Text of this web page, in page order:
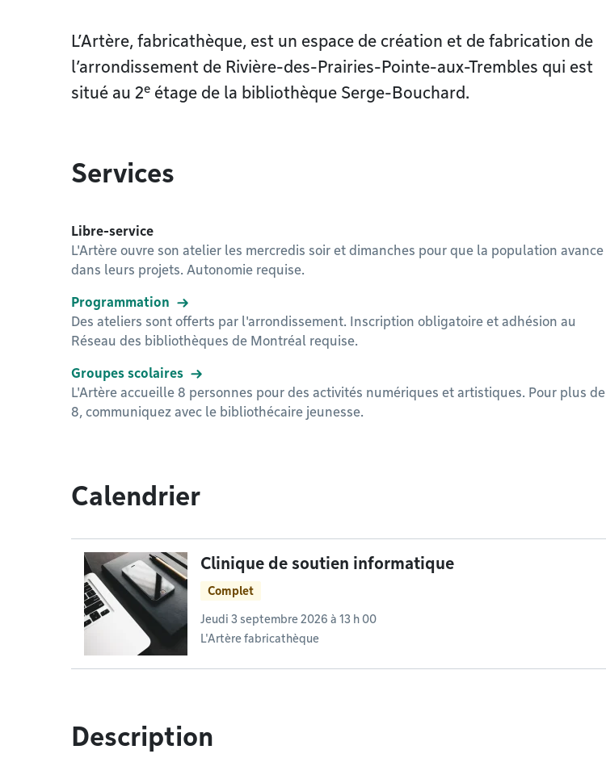
L’Artère, fabricathèque, est un espace de création et de fabrication de
l’arrondissement de Rivière-des-Prairies-Pointe-aux-Trembles qui est
situé au 2e étage de la bibliothèque Serge-Bouchard.
Services
Libre-service
L'Artère ouvre son atelier les mercredis soir et dimanches pour que la population avance
dans leurs projets. Autonomie requise.
Programmation
Des ateliers sont offerts par l'arrondissement. Inscription obligatoire et adhésion au
Réseau des bibliothèques de Montréal requise.
Groupes scolaires
L'Artère accueille 8 personnes pour des activités numériques et artistiques. Pour plus de
8, communiquez avec le bibliothécaire jeunesse.
Calendrier
Clinique de soutien informatique
Complet
Jeudi 3 septembre 2026 à 13 h 00
L'Artère fabricathèque
Description